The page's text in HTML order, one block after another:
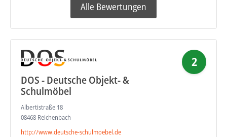
Alle Bewertungen
DOS - Deutsche Objekt- &
Schulmöbel
Albertistraße 18
08468 Reichenbach
http://www.deutsche-schulmoebel.de
2